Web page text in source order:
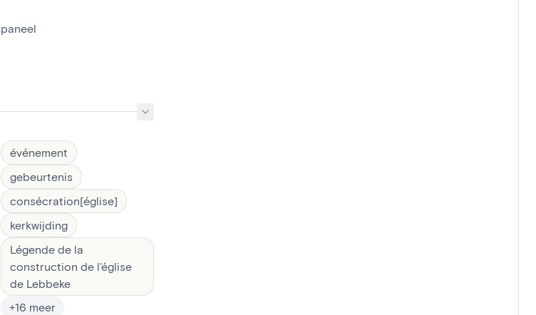
paneel
événement
gebeurtenis
consécration[église]
kerkwijding
Légende de la
construction de l'église
de Lebbeke
+16 meer